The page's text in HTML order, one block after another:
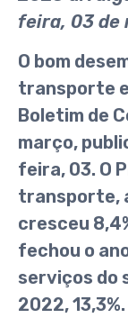
feira, 03 de
O bom
transporte
Boletim de
março,
feira, 03. O
transporte,
cresceu
fechou o
serviços do
2022, 13,3%.